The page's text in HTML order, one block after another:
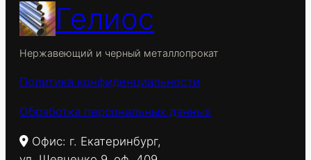
Гелиос
Нержавеющий и черный металлопрокат
Политика конфиденциальности
Обработка персональных данных
Офис: г. Екатеринбург,